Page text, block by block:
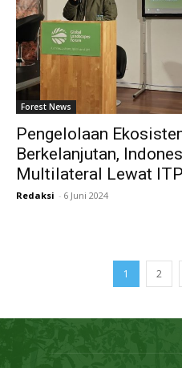
Forest News
Pengelolaan
Berkelanjutan,
Multilateral Lewat
Redaksi - 6 Juni 2024
1 2